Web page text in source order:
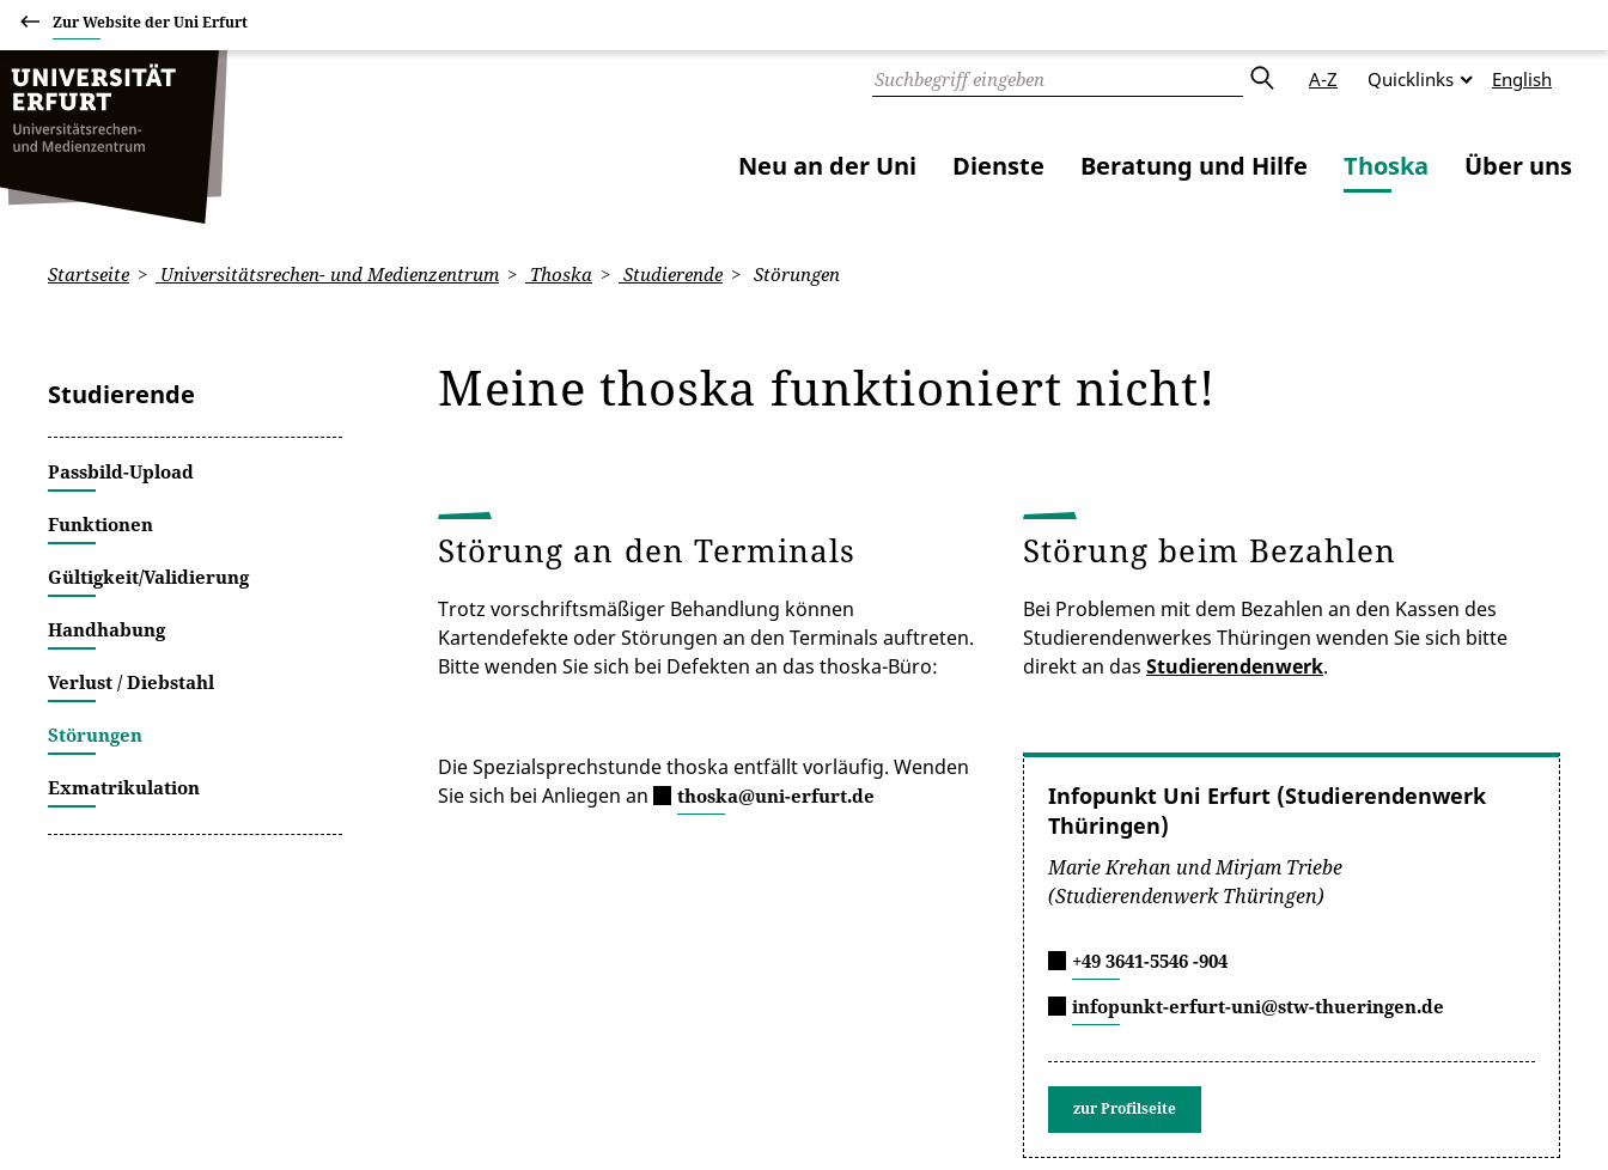
Zur Website der Uni Erfurt
A-Z Quicklinks English
Neu an der Uni Dienste Beratung und Hilfe Thoska Über uns
Startseite Universitätsrechen- und Medienzentrum Thoska Studierende Störungen
Studierende
Passbild-Upload
Funktionen
Gültigkeit/Validierung
Handhabung
Verlust / Diebstahl
Störungen
Exmatrikulation
Meine thoska funktioniert nicht!
Störung an den Terminals
Trotz vorschriftsmäßiger Behandlung können
Kartendefekte oder Störungen an den Terminals auftreten.
Bitte wenden Sie sich bei Defekten an das thoska-Büro:
Die Spezialsprechstunde thoska entfällt vorläufig. Wenden
Sie sich bei Anliegen an
thoska@uni-erfurt.de
Störung beim Bezahlen
Bei Problemen mit dem Bezahlen an den Kassen des
Studierendenwerkes Thüringen wenden Sie sich bitte
direkt an das Studierendenwerk.
Infopunkt Uni Erfurt (Studierendenwerk
Thüringen)
Marie Krehan und Mirjam Triebe
(Studierendenwerk Thüringen)
+49 3641-5546 -904
infopunkt-erfurt-uni@stw-thueringen.de
zur Profilseite